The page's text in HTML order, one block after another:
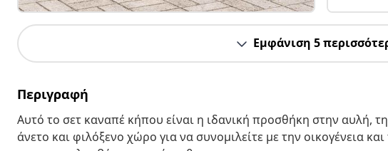
Εμφάνιση 5
Περιγραφή
Αυτό το σετ καναπέ κήπου είναι η ιδανική προσθήκη στην αυλή,
άνετο και φιλόξενο χώρο για να συνομιλείτε με την οικογένεια